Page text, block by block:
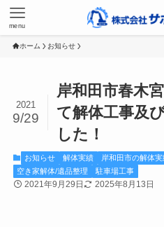
menu
ホーム お知らせ
岸和田市春木
て解体工事及
した！
2021
9/29
お知らせ 解体実績 岸和田市の解体実
空き家解体/遺品整理
駐車場工事
2021年9月29日 2025年8月13日